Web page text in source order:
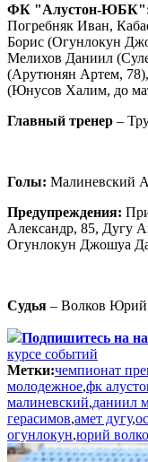
ФК "Алустон-
Погребняк Иван,
Борис (Огунлокун
Мелихов Даниил
(Арутюнян Артем,
(Юнусов Халим, до
Главный тренер –
Голы: Малиневский
Предупреждения:
Александр, 85, Дугу
Огунлокун Джошуа
Судья – Волков
Подпишитесь на
курсе событий
Метки:чемпионат
молодежное,фк
малиневский,даниил
герасимов,амет дугу,
огунлокун,юрий